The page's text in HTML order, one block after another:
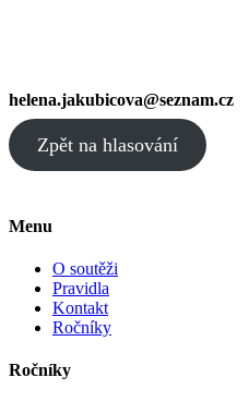
helena.jakubicova@seznam.cz
Zpět na hlasování
Menu
O soutěži
Pravidla
Kontakt
Ročníky
Ročníky